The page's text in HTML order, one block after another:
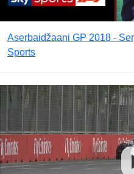
Aserbaidžaani GP 2018 -
Sports